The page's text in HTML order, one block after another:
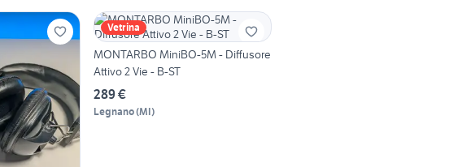
Vetrina
MONTARBO MiniBO-5M - Diffusore
Attivo 2 Vie - B-ST
289 €
Legnano(MI)